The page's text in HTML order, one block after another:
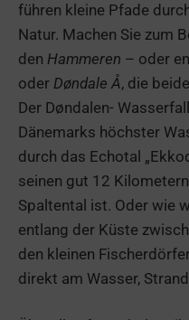
führen kleine Pfade
Natur. Machen Sie zum
den Hammeren – oder
oder Døndale Å, die
Der Døndalen-
Dänemarks höchster
durch das Echotal
seinen gut 12
Spaltental ist. Oder wie
entlang der Küste
den kleinen
direkt am Wasser,